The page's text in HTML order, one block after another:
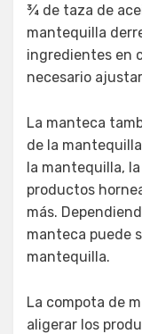
¾ de taza de
mantequilla
ingredientes en
necesario
La manteca
de la
la mantequilla,
productos
más.
manteca puede
mantequilla.
La compota de
aligerar los